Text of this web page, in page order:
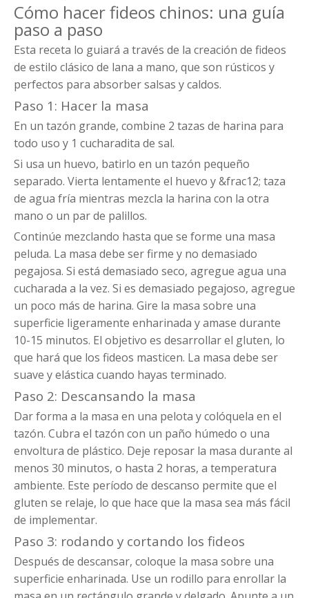
Cómo hacer fideos chinos: una guía
paso a paso
Esta receta lo guiará a través de la creación de fideos
de estilo clásico de lana a mano, que son rústicos y
perfectos para absorber salsas y caldos.
Paso 1: Hacer la masa
En un tazón grande, combine 2 tazas de harina para
todo uso y 1 cucharadita de sal.
Si usa un huevo, batirlo en un tazón pequeño
separado. Vierta lentamente el huevo y &frac12; taza
de agua fría mientras mezcla la harina con la otra
mano o un par de palillos.
Continúe mezclando hasta que se forme una masa
peluda. La masa debe ser firme y no demasiado
pegajosa. Si está demasiado seco, agregue agua una
cucharada a la vez. Si es demasiado pegajoso, agregue
un poco más de harina. Gire la masa sobre una
superficie ligeramente enharinada y amase durante
10-15 minutos. El objetivo es desarrollar el gluten, lo
que hará que los fideos masticen. La masa debe ser
suave y elástica cuando hayas terminado.
Paso 2: Descansando la masa
Dar forma a la masa en una pelota y colóquela en el
tazón. Cubra el tazón con un paño húmedo o una
envoltura de plástico. Deje reposar la masa durante al
menos 30 minutos, o hasta 2 horas, a temperatura
ambiente. Este período de descanso permite que el
gluten se relaje, lo que hace que la masa sea más fácil
de implementar.
Paso 3: rodando y cortando los fideos
Después de descansar, coloque la masa sobre una
superficie enharinada. Use un rodillo para enrollar la